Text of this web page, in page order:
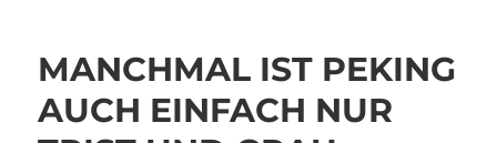
MANCHMAL IST PEKING
AUCH EINFACH NUR